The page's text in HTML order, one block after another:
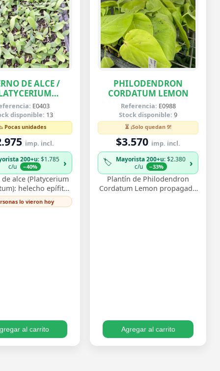
DE ALCE /
E0403
disponible: 13
Pocas unidades
imp. incl.
200+u: $1.785
c/u
−40% ›
de alce (Platycerium
helecho epífito
que recuerdan
de ciervo, muy
lo vieron hoy
al carrito
PHILODENDRON
CORDATUM LEMON
Referencia: E0988
Stock disponible: 9
⏳ ¡Solo quedan 9!
$3.570 imp. incl.
🏷️ Mayorista 200+u: $2.380
c/u
−33% ›
Plantín de Philodendron
Cordatum Lemon propagado
Agregar al carrito